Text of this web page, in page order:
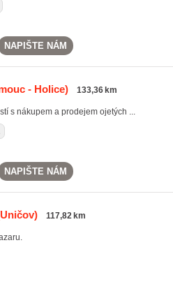
NAPIŠTE NÁM
- Holice) 133,36 km
s nákupem a prodejem ojetých ...
NAPIŠTE NÁM
117,82 km